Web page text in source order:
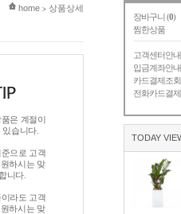
장바구니 (0)
찜한상품
고객센터안내
입금계좌안내
카드결제조회
전화카드결제
TODAY
현재 위치
home > 상품상세
은 계절이
습니다.
으로 고객
하시는 맞
니다.
라도 고객
하시는 맞